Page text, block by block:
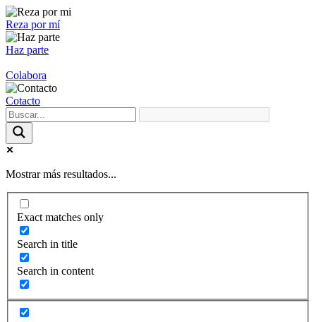
Reza por mí
Haz parte
Colabora
Cotacto
Mostrar más resultados...
Exact matches only
Search in title
Search in content